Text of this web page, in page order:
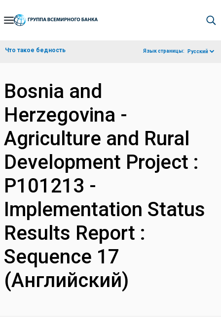
Skip
Navigation
Что такое бедность Язык страницы: Русский
Bosnia and
Herzegovina -
Agriculture and Rural
Development Project :
P101213 -
Implementation Status
Results Report :
Sequence 17
(Английский)